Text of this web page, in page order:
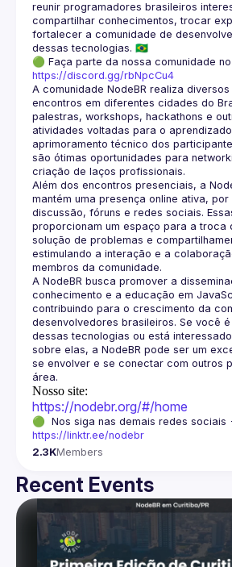
reunir programadores brasileiros
compartilhar conhecimentos, trocar
fortalecer a comunidade de
🟢 Faça parte da nossa comunidade
https://discord.gg/rbNpcCu4
A comunidade NodeBR realiza
encontros em diferentes cidades do
palestras, workshops, hackathons e
atividades voltadas para o
aprimoramento técnico dos
são ótimas oportunidades para
Além dos encontros presenciais, a
mantém uma presença online ativa,
discussão, fóruns e redes sociais.
proporcionam um espaço para a troca
solução de problemas e
estimulando a interação e a
A NodeBR busca promover a
conhecimento e a educação em
contribuindo para o crescimento da
desenvolvedores brasileiros. Se você é
dessas tecnologias ou está
sobre elas, a NodeBR pode ser um
se envolver e se conectar com outros
Nosso site:
https://nodebr.org/#/home
https://linktr.ee/nodebr
2.3KMembers
Recent Events